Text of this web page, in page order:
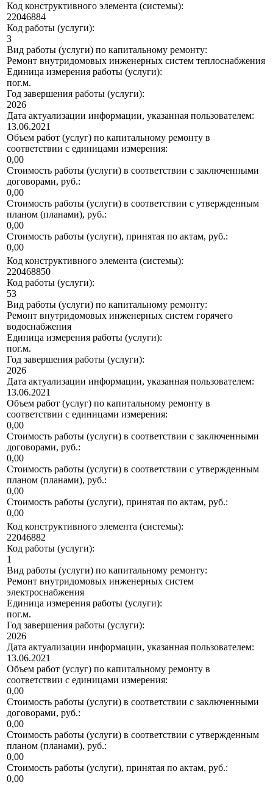
Код конструктивного элемента (системы):
22046884
Код работы (услуги):
3
Вид работы (услуги) по капитальному ремонту:
Ремонт внутридомовых инженерных систем теплоснабжения
Единица измерения работы (услуги):
пог.м.
Год завершения работы (услуги):
2026
Дата актуализации информации, указанная пользователем:
13.06.2021
Объем работ (услуг) по капитальному ремонту в
соответствии с единицами измерения:
0,00
Стоимость работы (услуги) в соответствии с заключенными
договорами, руб.:
0,00
Стоимость работы (услуги) в соответствии с утвержденным
планом (планами), руб.:
0,00
Стоимость работы (услуги), принятая по актам, руб.:
0,00
Код конструктивного элемента (системы):
220468850
Код работы (услуги):
53
Вид работы (услуги) по капитальному ремонту:
Ремонт внутридомовых инженерных систем горячего
водоснабжения
Единица измерения работы (услуги):
пог.м.
Год завершения работы (услуги):
2026
Дата актуализации информации, указанная пользователем:
13.06.2021
Объем работ (услуг) по капитальному ремонту в
соответствии с единицами измерения:
0,00
Стоимость работы (услуги) в соответствии с заключенными
договорами, руб.:
0,00
Стоимость работы (услуги) в соответствии с утвержденным
планом (планами), руб.:
0,00
Стоимость работы (услуги), принятая по актам, руб.:
0,00
Код конструктивного элемента (системы):
22046882
Код работы (услуги):
1
Вид работы (услуги) по капитальному ремонту:
Ремонт внутридомовых инженерных систем
электроснабжения
Единица измерения работы (услуги):
пог.м.
Год завершения работы (услуги):
2026
Дата актуализации информации, указанная пользователем:
13.06.2021
Объем работ (услуг) по капитальному ремонту в
соответствии с единицами измерения:
0,00
Стоимость работы (услуги) в соответствии с заключенными
договорами, руб.:
0,00
Стоимость работы (услуги) в соответствии с утвержденным
планом (планами), руб.:
0,00
Стоимость работы (услуги), принятая по актам, руб.:
0,00